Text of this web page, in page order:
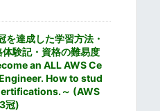
を達成した学習方法・
験記・資格の難易度
an ALL AWS Ce
How to stud
～ (AWS
冠)